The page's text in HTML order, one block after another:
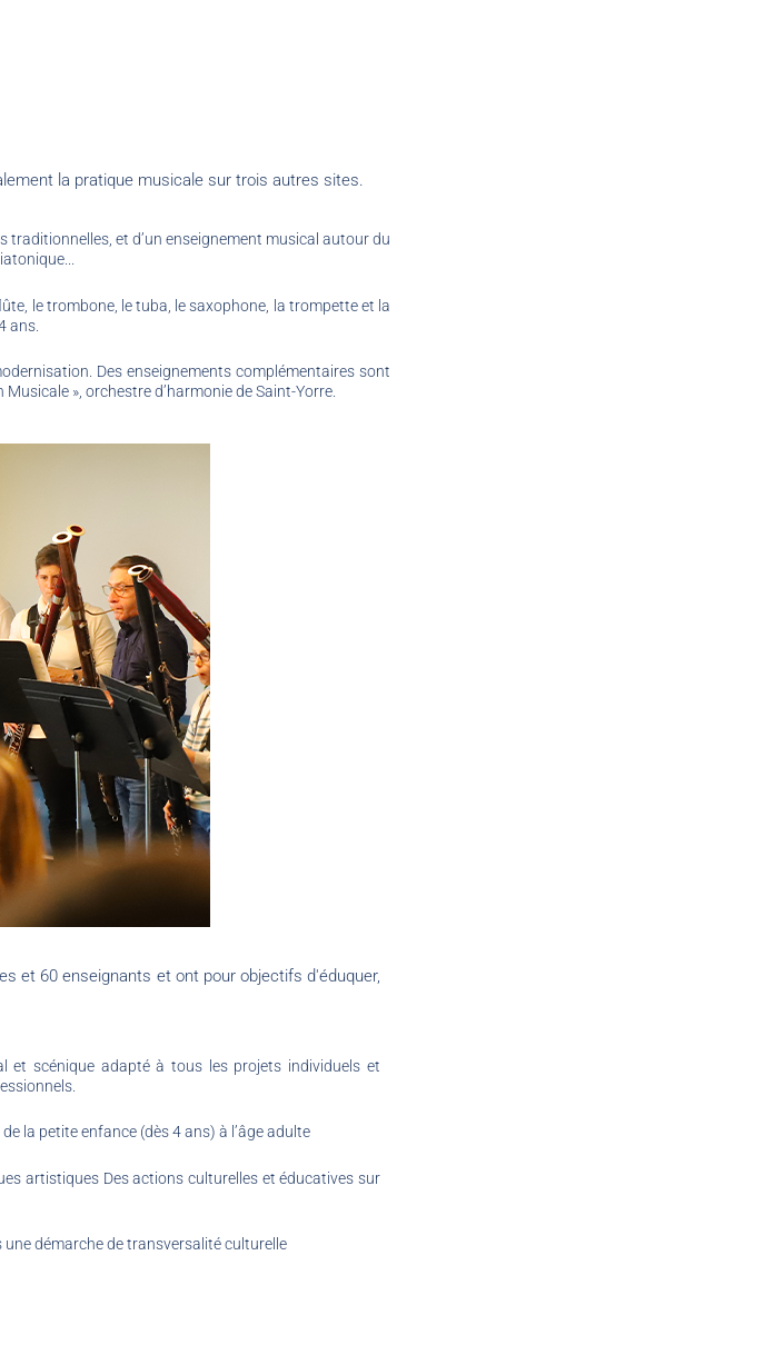
la pratique musicale sur trois autres sites.
traditionnelles, et d’un enseignement musical autour du
le trombone, le tuba, le saxophone, la trompette et la
ans.
Des enseignements complémentaires sont
», orchestre d’harmonie de Saint-Yorre.
et 60 enseignants et ont pour objectifs d'éduquer,
et scénique adapté à tous les projets individuels et
la petite enfance (dès 4 ans) à l’âge adulte
artistiques Des actions culturelles et éducatives sur
démarche de transversalité culturelle